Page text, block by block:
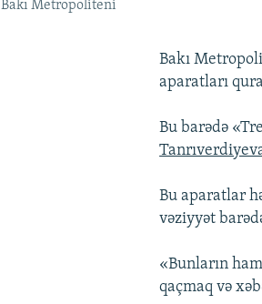
Bakı Metropoliteni
Bakı
aparatları
Bu barədə
Bu aparatlar
vəziyyət
«Bunların
qaçmaq və